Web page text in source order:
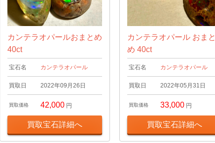
カンテラオパールおまとめ
40ct
宝石名 カンテラオパール
買取日 2022年09月26日
買取価格 42,000 円
買取宝石詳細へ
カンテラオパール おまと
め 40ct
宝石名 カンテラオパール
買取日 2022年05月31日
買取価格 33,000 円
買取宝石詳細へ